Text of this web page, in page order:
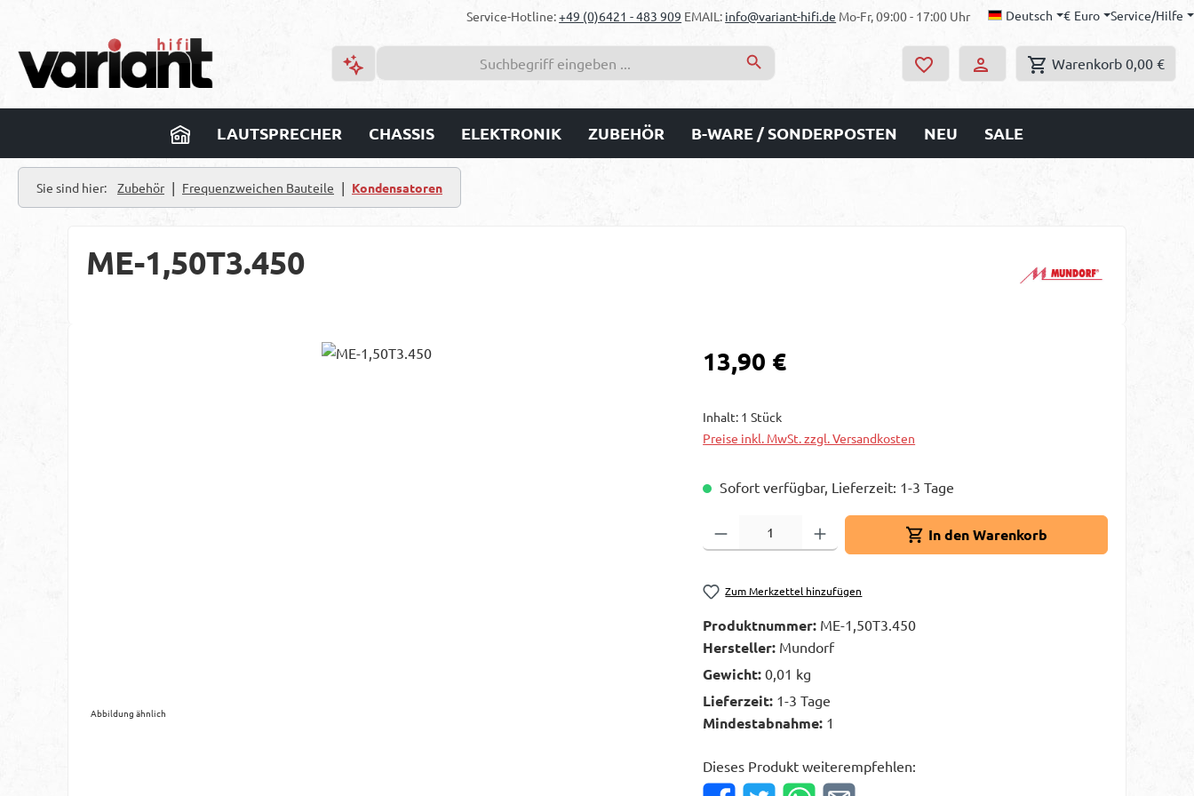
Service-Hotline:+49 (0)6421 - 483 909 EMAIL: info@variant-hifi.de Mo-Fr, 09:00 - 17:00 Uhr Deutsch € Euro Service/Hilfe
Warenkorb 0,00 €
LAUTSPRECHER CHASSIS ELEKTRONIK ZUBEHÖR B-WARE / SONDERPOSTEN NEU SALE
Sie sind hier: Zubehör | Frequenzweichen Bauteile | Kondensatoren
ME-1,50T3.450
Abbildung ähnlich
Regulärer Preis:
13,90 €
Inhalt: 1 Stück
Preise inkl. MwSt. zzgl. Versandkosten
Sofort verfügbar, Lieferzeit: 1-3 Tage
Produkt Anzahl: Gib den gewünschten Wert ein oder benutze die Schaltflächen um die
In den Warenkorb
Zum Merkzettel hinzufügen
Produktnummer: ME-1,50T3.450
Hersteller: Mundorf
Gewicht:0,01 kg
Lieferzeit: 1-3 Tage
Mindestabnahme: 1
Dieses Produkt weiterempfehlen: